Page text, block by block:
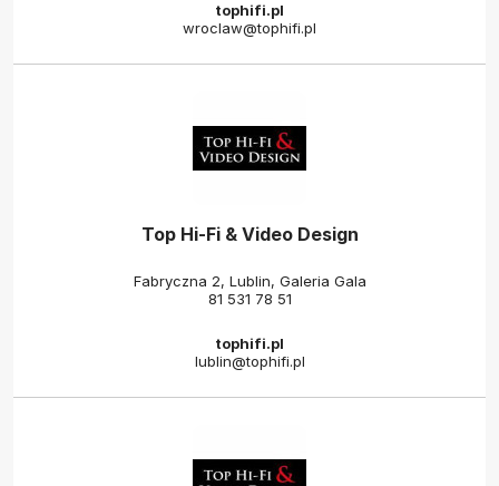
tophifi.pl
wroclaw@tophifi.pl
Top Hi-Fi & Video Design
Fabryczna 2, Lublin, Galeria Gala
81 531 78 51
tophifi.pl
lublin@tophifi.pl